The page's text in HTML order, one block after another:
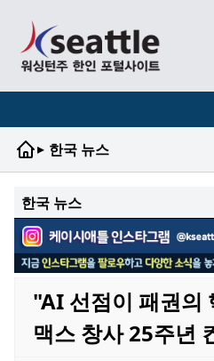
▸ 한국 뉴스
한국 뉴스
"AI 선점이 패권
맥스 창사 25주년